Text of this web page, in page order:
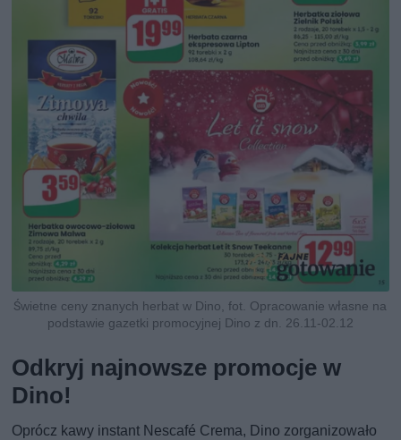
Świetne ceny znanych herbat w Dino, fot. Opracowanie własne na
podstawie gazetki promocyjnej Dino z dn. 26.11-02.12
Odkryj najnowsze promocje w
Dino!
Oprócz kawy instant Nescafé Crema, Dino zorganizowało